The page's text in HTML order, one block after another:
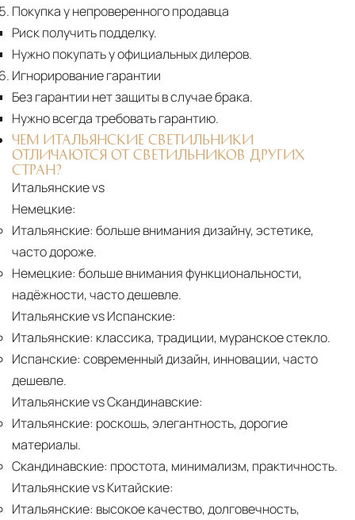
Покупка у непроверенного продавца
Риск получить подделку.
Нужно покупать у официальных дилеров.
Игнорирование гарантии
Без гарантии нет защиты в случае брака.
Нужно всегда требовать гарантию.
ЧЕМ ИТАЛЬЯНСКИЕ СВЕТИЛЬНИКИ
ОТЛИЧАЮТСЯ ОТ СВЕТИЛЬНИКОВ ДРУГИХ
СТРАН?
Итальянские vs
Немецкие:
Итальянские: больше внимания дизайну, эстетике,
часто дороже.
Немецкие: больше внимания функциональности,
надёжности, часто дешевле.
Итальянские vs Испанские:
Итальянские: классика, традиции, муранское стекло.
Испанские: современный дизайн, инновации, часто
дешевле.
Итальянские vs Скандинавские:
Итальянские: роскошь, элегантность, дорогие
материалы.
Скандинавские: простота, минимализм, практичность.
Итальянские vs Китайские:
Итальянские: высокое качество, долговечность,